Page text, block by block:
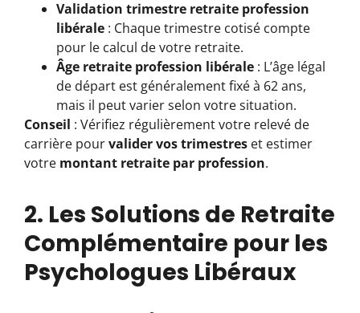
Validation trimestre retraite profession
libérale : Chaque trimestre cotisé compte
pour le calcul de votre retraite.
Âge retraite profession libérale : L’âge légal
de départ est généralement fixé à 62 ans,
mais il peut varier selon votre situation.
Conseil : Vérifiez régulièrement votre relevé de
carrière pourvalider vos trimestres et estimer
votre montant retraite par profession.
2. Les Solutions de Retraite
Complémentaire pour les
Psychologues Libéraux